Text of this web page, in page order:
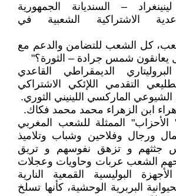
– السنديانة الجمهورية
الاشتراكية الشعبية في
كل الشعب للتضامن والدعم مع
يعانقون شمس جرادة – الثورة؟"
الديمقراطي القاعدي
التقدمي اللإئكي الاشتراكي
الشيوعي الماركسي اللينيني الثوري.
ابن الزهراء محمد محمد فكاك.
الممثلة للشعب المغربي
ورجال وفلاحين وشباب وتلاميذ
جثثهم و تزهق نفوسهم و تريق
الشعب عربات وحاويات وعجلات
البوليسية القمعية النارية
البربرية الوحشية، كأنها تسلخ